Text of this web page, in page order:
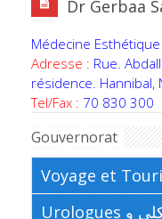
Dr Gerbaa
Médecine Esthétique
Adresse : Rue.
résidence. Hannibal,
Tel/Fax : 70 830 300
Gouvernorat
Urologues اخصائي في جراحة الكلى و